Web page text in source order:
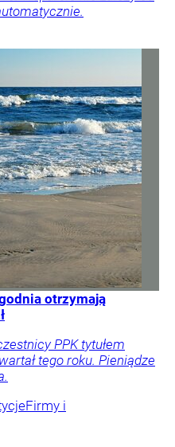
otrzymają
PPK tytułem
tego roku. Pieniądze
Firmy i